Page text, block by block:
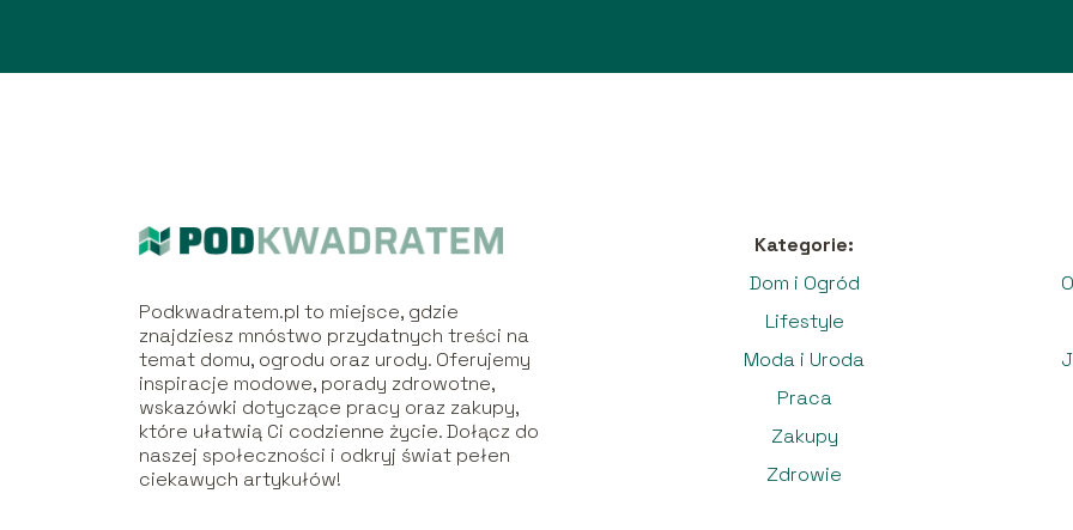
Podkwadratem.pl to miejsce, gdzie
znajdziesz mnóstwo przydatnych treści na
temat domu, ogrodu oraz urody. Oferujemy
inspiracje modowe, porady zdrowotne,
wskazówki dotyczące pracy oraz zakupy,
które ułatwią Ci codzienne życie. Dołącz do
naszej społeczności i odkryj świat pełen
ciekawych artykułów!
Kategorie:
Dom i Ogród
Lifestyle
Moda i Uroda
Praca
Zakupy
Zdrowie